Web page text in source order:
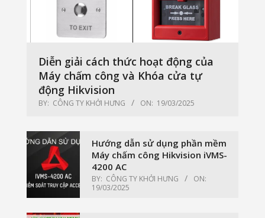
Diễn giải cách thức hoạt động của
Máy chấm công và Khóa cửa tự
động Hikvision
BY: CÔNG TY KHỞI HƯNG ON: 19/03/2025
Hướng dẫn sử dụng phần mềm
Máy chấm công Hikvision iVMS-
4200 AC
BY: CÔNG TY KHỞI HƯNG
ON:
19/03/2025